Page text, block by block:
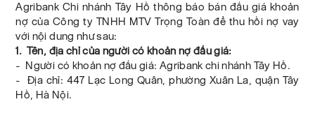
Agribank Chi nhánh Tây Hồ thông báo bán đấu giá khoản
nợ của Công ty TNHH MTV Trọng Toàn để thu hồi nợ vay
với nội dung như sau:
1. Tên, địa chỉ của người có khoản nợ đấu giá:
- Người có khoản nợ đấu giá: Agribank chi nhánh Tây Hồ.
- Địa chỉ: 447 Lạc Long Quân, phường Xuân La, quận Tây
Hồ, Hà Nội.